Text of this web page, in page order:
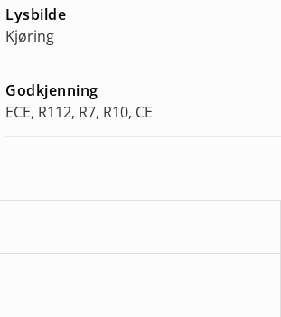
Lysbilde
Kjøring
Godkjenning
ECE, R112, R7, R10, CE